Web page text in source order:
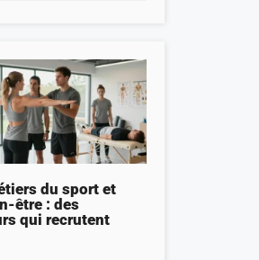
du sport et
être : des
qui recrutent